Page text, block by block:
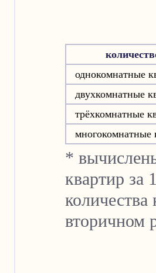
однокомнатные
двухкомнатные
трёхкомнатные
многокомнатные
*
квартир за
вторичном